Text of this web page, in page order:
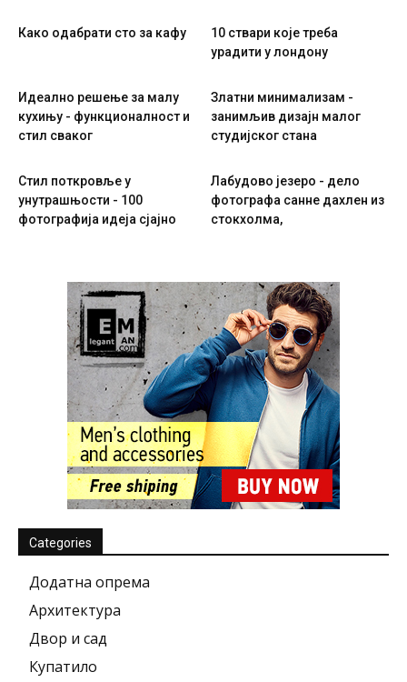
Како одабрати сто за кафу
10 ствари које треба
урадити у лондону
Идеално решење за малу
кухињу - функционалност и
стил сваког
Златни минимализам -
занимљив дизајн малог
студијског стана
Стил поткровље у
унутрашњости - 100
фотографија идеја сјајно
Лабудово језеро - дело
фотографа санне дахлен из
стокхолма,
Categories
Додатна опрема
Архитектура
Двор и сад
Купатило